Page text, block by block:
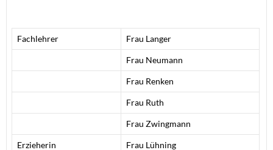
Fachlehrer Frau Langer
Frau Neumann
Frau Renken
Frau Ruth
Frau Zwingmann
Erzieherin Frau Lühning